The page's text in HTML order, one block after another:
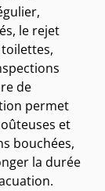
le rejet
de
permet
et
bouchées,
la durée